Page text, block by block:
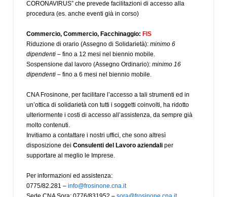
CORONAVIRUS” che prevede facilitazioni di accesso alla
procedura (es. anche eventi già in corso)
Commercio, Commercio, Facchinaggio: FIS
Riduzione di orario (Assegno di Solidarietà): minimo 6
dipendenti– fino a 12 mesi nel biennio mobile.
Sospensione dal lavoro (Assegno Ordinario): minimo 16
dipendenti– fino a 6 mesi nel biennio mobile.
CNA Frosinone, per facilitare l’accesso a tali strumenti ed in
un’ottica di solidarietà con tutti i soggetti coinvolti, ha ridotto
ulteriormente i costi di accesso all’assistenza, da sempre già
molto contenuti.
Invitiamo a contattare i nostri uffici, che sono altresì
disposizione dei Consulenti del Lavoro aziendaliper
supportare al meglio le Imprese.
Per informazioni ed assistenza:
0775/82.281 – info@frosinone.cna.it